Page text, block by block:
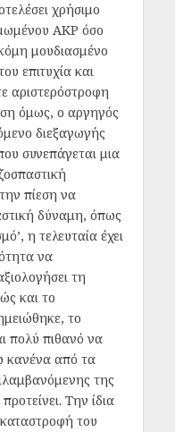
χρήσιμο
AKP όσο
μουδιασμένο
επιτυχία και
αριστερόστροφη
όμως, ο αργηγός
διεξαγωγής
συνεπάγεται μια
πίεση να
δύναμη, όπως
η τελευταία έχει
να
τη
και το
το
πολύ πιθανό να
κανένα από τα
της
Την ίδια
του